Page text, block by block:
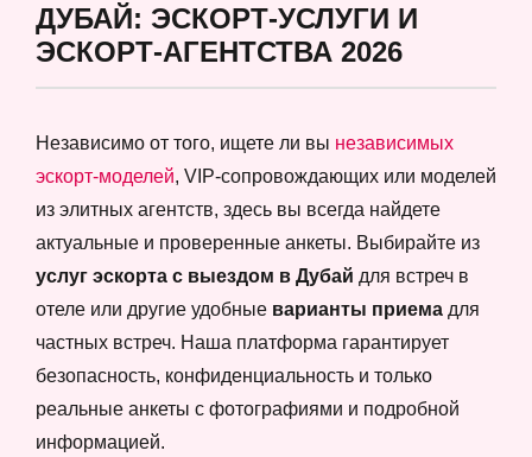
ДУБАЙ: ЭСКОРТ-УСЛУГИ И
ЭСКОРТ-АГЕНТСТВА 2026
Независимо от того, ищете ли вы независимых
эскорт-моделей, VIP-сопровождающих или моделей
из элитных агентств, здесь вы всегда найдете
актуальные и проверенные анкеты. Выбирайте из
услуг эскорта с выездом в Дубай для встреч в
отеле или другие удобные варианты приема для
частных встреч. Наша платформа гарантирует
безопасность, конфиденциальность и только
реальные анкеты с фотографиями и подробной
информацией.